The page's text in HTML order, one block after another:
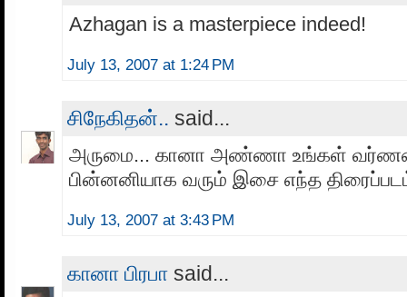
Azhagan is a masterpiece indeed!
July 13, 2007 at 1:24 PM
சிநேகிதன்.. said...
அருமை... கானா அண்ணா உங்கள்
பின்னனியாக வரும் இசை எந்த
July 13, 2007 at 3:43 PM
கானா பிரபா said...